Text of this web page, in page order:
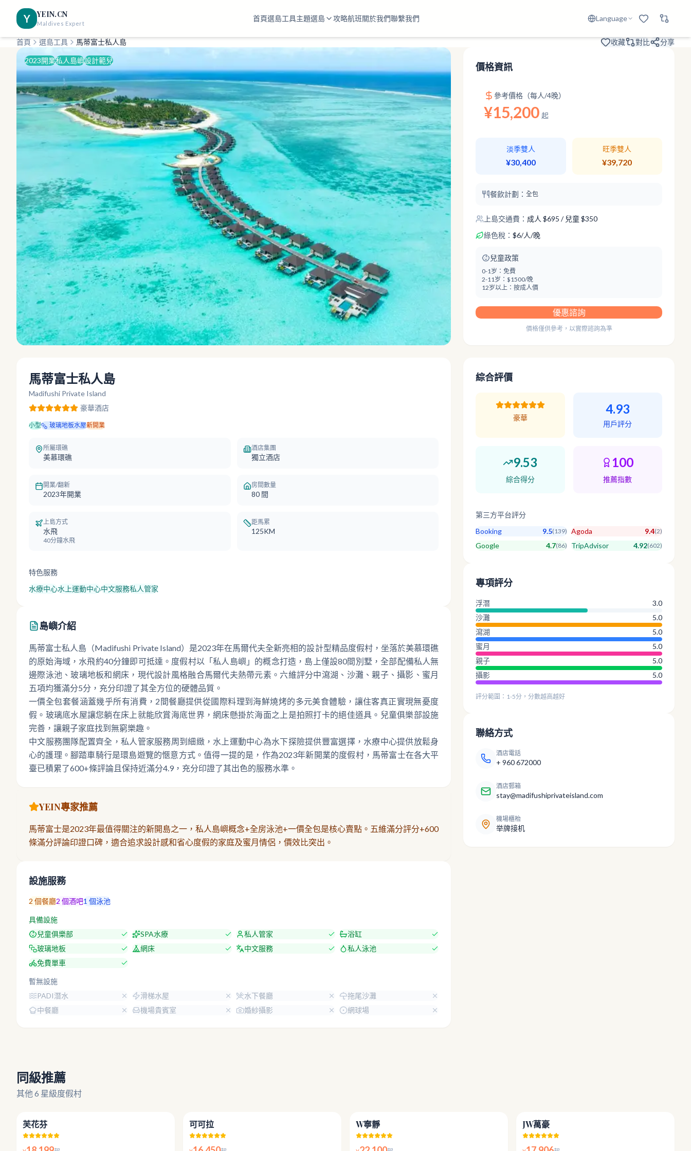
Y YEIN.CN
Maldives Expert
首頁選島工具主題選島 攻略航班關於我們聯繫我們 Language
首頁 選島工具 馬蒂富士私人島 收藏 對比 分享
2023開業私人島嶼設計範兒
價格資訊
參考價格（每人/4晚）
¥15,200 起
淡季雙人
¥30,400
旺季雙人
¥39,720
餐飲計劃：全包
上島交通費： 成人 $695 / 兒童 $350
綠色稅：$6/人/晚
兒童政策
0-1岁：免費
2-11岁：$1500/晚
12岁以上：按成人價
優惠諮詢
價格僅供參考，以實際諮詢為準
馬蒂富士私人島
Madifushi Private Island
豪華酒店
小型 玻璃地板水屋新開業
所屬環礁
美慕環礁
酒店集團
獨立酒店
開業/翻新
2023年開業
房間數量
80 間
上島方式
水飛
40分鐘水飛
距馬累
125KM
特色服務
水療中心水上運動中心中文服務私人管家
島嶼介紹
馬蒂富士私人島（Madifushi Private Island）是2023年在馬爾代夫全新亮相的設計型精品度假村，坐落於美慕環礁
的原始海域，水飛約40分鐘即可抵達。度假村以「私人島嶼」的概念打造，島上僅設80間別墅，全部配備私人無
邊際泳池、玻璃地板和網床，現代設計風格融合馬爾代夫熱帶元素。六維評分中瀉湖、沙灘、親子、攝影、蜜月
五項均獲滿分5分，充分印證了其全方位的硬體品質。
一價全包套餐涵蓋幾乎所有消費，2間餐廳提供從國際料理到海鮮燒烤的多元美食體驗，讓住客真正實現無憂度
假。玻璃底水屋讓您躺在床上就能欣賞海底世界，網床懸掛於海面之上是拍照打卡的絕佳道具。兒童俱樂部設施
完善，讓親子家庭找到無窮樂趣。
中文服務團隊配置齊全，私人管家服務周到細緻，水上運動中心為水下探險提供豐富選擇，水療中心提供放鬆身
心的護理。腳踏車騎行是環島遊覽的愜意方式。值得一提的是，作為2023年新開業的度假村，馬蒂富士在各大平
臺已積累了600+條評論且保持近滿分4.9，充分印證了其出色的服務水準。
YEIN專家推薦
馬蒂富士是2023年最值得關注的新開島之一，私人島嶼概念+全房泳池+一價全包是核心賣點。五維滿分評分+600
條滿分評論印證口碑，適合追求設計感和省心度假的家庭及蜜月情侶，價效比突出。
設施服務
2 個餐廳2 個酒吧1 個泳池
具備設施
兒童俱樂部 SPA水療 私人管家
浴缸
玻璃地板
網床 中文服務
私人泳池
免費單車
暫無設施
PADI潛水 滑梯水屋 水下餐廳
拖尾沙灘
中餐廳
機場貴賓室 婚紗攝影 網球場
綜合評價
豪華
4.93
用戶評分
9.53
綜合得分
100
推薦指數
第三方平台評分
Booking 9.5(139) Agoda 9.4(2)
Google 4.7(86) TripAdvisor 4.92(602)
專項評分
浮潛
3.0
沙灘
5.0
瀉湖
5.0
蜜月
5.0
親子
5.0
攝影
5.0
評分範圍：1-5分，分數越高越好
聯絡方式
酒店電話
+ 960 672000
酒店郵箱
stay@madifushiprivateisland.com
機場櫃枱
举牌接机
同級推薦
其他 6 星級度假村
芙花芬 可可拉 W寧靜 JW萬豪